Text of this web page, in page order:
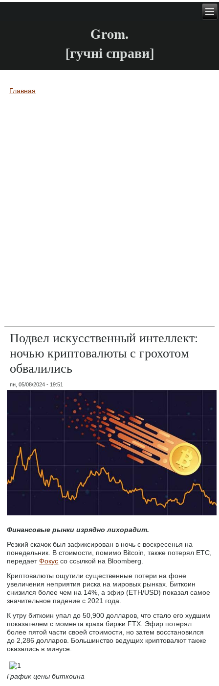
Grom.
[гучні справи]
Вы здесь
Главная
Подвел искусственный интеллект:
ночью криптовалюты с грохотом
обвалились
пн, 05/08/2024 - 19:51
Финансовые рынки изрядно лихорадит.
Резкий скачок был зафиксирован в ночь с воскресенья на
понедельник. В стоимости, помимо Bitcoin, также потерял ETC,
передаетФокус со ссылкой на Bloomberg.
Криптовалюты ощутили существенные потери на фоне
увеличения неприятия риска на мировых рынках. Биткоин
снизился более чем на 14%, а эфир (ETH/USD) показал самое
значительное падение с 2021 года.
К утру биткоин упал до 50,900 долларов, что стало его худшим
показателем с момента краха биржи FTX. Эфир потерял
более пятой части своей стоимости, но затем восстановился
до 2,286 долларов. Большинство ведущих криптовалют также
оказались в минусе.
График цены биткоина